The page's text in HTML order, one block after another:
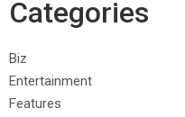
Categories
Biz
Entertainment
Features